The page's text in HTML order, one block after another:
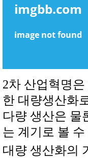
2차 산업혁명
한 대량생산화
다량 생산은 물
는 계기로 볼 수
대량 생산화의